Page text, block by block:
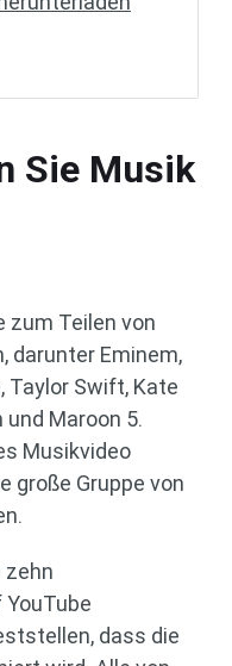
Sie Musik
zum Teilen von
darunter Eminem,
Taylor Swift, Kate
und Maroon 5.
Musikvideo
große Gruppe von
zehn
dass die